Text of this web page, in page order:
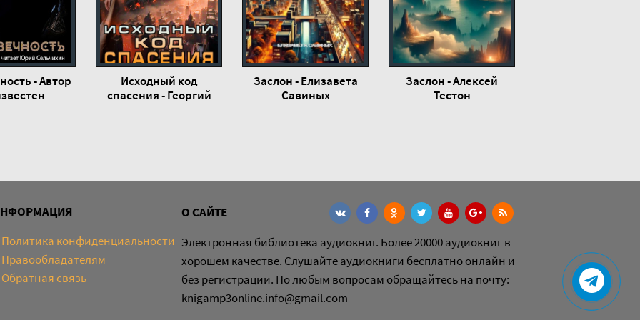
- Автор
Исходный код
спасения - Георгий
Заслон - Елизавета
Савиных
Заслон - Алексей
Тестон
Политика конфиденциальности
Правообладателям
Обратная связь
О САЙТЕ
Электронная библиотека аудиокниг. Более 20000 аудиокниг в
хорошем качестве. Слушайте аудиокниги бесплатно онлайн и
без регистрации. По любым вопросам обращайтесь на почту:
knigamp3online.info@gmail.com